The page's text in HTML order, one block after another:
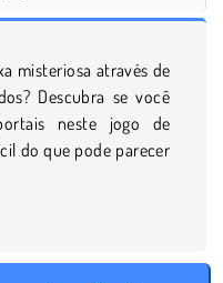
misteriosa através de
Descubra se você
neste jogo de
do que pode parecer